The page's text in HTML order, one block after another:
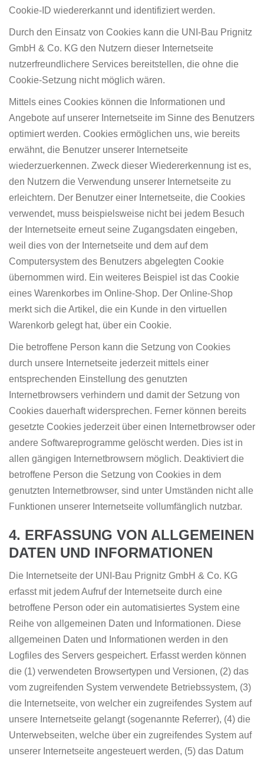
Cookie-ID wiedererkannt und identifiziert werden.
Durch den Einsatz von Cookies kann die UNI-Bau Prignitz
GmbH & Co. KG den Nutzern dieser Internetseite
nutzerfreundlichere Services bereitstellen, die ohne die
Cookie-Setzung nicht möglich wären.
Mittels eines Cookies können die Informationen und
Angebote auf unserer Internetseite im Sinne des Benutzers
optimiert werden. Cookies ermöglichen uns, wie bereits
erwähnt, die Benutzer unserer Internetseite
wiederzuerkennen. Zweck dieser Wiedererkennung ist es,
den Nutzern die Verwendung unserer Internetseite zu
erleichtern. Der Benutzer einer Internetseite, die Cookies
verwendet, muss beispielsweise nicht bei jedem Besuch
der Internetseite erneut seine Zugangsdaten eingeben,
weil dies von der Internetseite und dem auf dem
Computersystem des Benutzers abgelegten Cookie
übernommen wird. Ein weiteres Beispiel ist das Cookie
eines Warenkorbes im Online-Shop. Der Online-Shop
merkt sich die Artikel, die ein Kunde in den virtuellen
Warenkorb gelegt hat, über ein Cookie.
Die betroffene Person kann die Setzung von Cookies
durch unsere Internetseite jederzeit mittels einer
entsprechenden Einstellung des genutzten
Internetbrowsers verhindern und damit der Setzung von
Cookies dauerhaft widersprechen. Ferner können bereits
gesetzte Cookies jederzeit über einen Internetbrowser oder
andere Softwareprogramme gelöscht werden. Dies ist in
allen gängigen Internetbrowsern möglich. Deaktiviert die
betroffene Person die Setzung von Cookies in dem
genutzten Internetbrowser, sind unter Umständen nicht alle
Funktionen unserer Internetseite vollumfänglich nutzbar.
4. ERFASSUNG VON ALLGEMEINEN
DATEN UND INFORMATIONEN
Die Internetseite der UNI-Bau Prignitz GmbH & Co. KG
erfasst mit jedem Aufruf der Internetseite durch eine
betroffene Person oder ein automatisiertes System eine
Reihe von allgemeinen Daten und Informationen. Diese
allgemeinen Daten und Informationen werden in den
Logfiles des Servers gespeichert. Erfasst werden können
die (1) verwendeten Browsertypen und Versionen, (2) das
vom zugreifenden System verwendete Betriebssystem, (3)
die Internetseite, von welcher ein zugreifendes System auf
unsere Internetseite gelangt (sogenannte Referrer), (4) die
Unterwebseiten, welche über ein zugreifendes System auf
unserer Internetseite angesteuert werden, (5) das Datum